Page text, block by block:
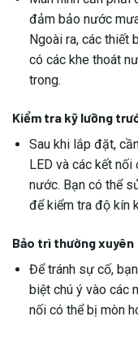
đảm bảo nước
Ngoài ra, các thiết
có các khe thoát
trong.
Kiểm tra kỹ lưỡng
Sau khi lắp đặt,
LED và các kết
nước. Bạn có thể
để kiểm tra độ kín
Bảo trì thường xuyên
Để tránh sự cố,
biệt chú ý vào các
nối có thể bị mòn